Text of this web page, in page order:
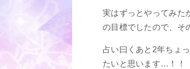
実はずっとやってみた
の目標でしたので、そ
占い曰くあと2年ちょ
たいと思います…！！